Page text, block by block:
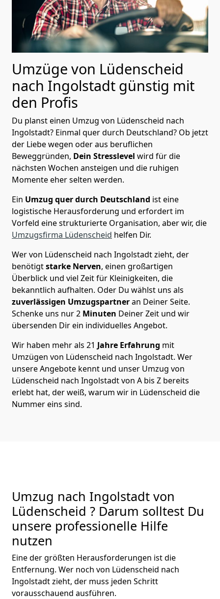
Umzüge von Lüdenscheid
nach Ingolstadt günstig mit
den Profis
Du planst einen Umzug von Lüdenscheid nach
Ingolstadt? Einmal quer durch Deutschland? Ob jetzt
der Liebe wegen oder aus beruflichen
Beweggründen, Dein Stresslevel wird für die
nächsten Wochen ansteigen und die ruhigen
Momente eher selten werden.
Ein Umzug quer durch Deutschland ist eine
logistische Herausforderung und erfordert im
Vorfeld eine strukturierte Organisation, aber wir, die
Umzugsfirma Lüdenscheid helfen Dir.
Wer von Lüdenscheid nach Ingolstadt zieht, der
benötigtstarke Nerven, einen großartigen
Überblick und viel Zeit für Kleinigkeiten, die
bekanntlich aufhalten. Oder Du wählst uns als
zuverlässigen Umzugspartneran Deiner Seite.
Schenke uns nur2 Minuten Deiner Zeit und wir
übersenden Dir ein individuelles Angebot.
Wir haben mehr als 21 Jahre Erfahrung mit
Umzügen von Lüdenscheid nach Ingolstadt. Wer
unsere Angebote kennt und unser Umzug von
Lüdenscheid nach Ingolstadt von A bis Z bereits
erlebt hat, der weiß, warum wir in Lüdenscheid die
Nummer eins sind.
Umzug nach Ingolstadt von
Lüdenscheid ? Darum solltest Du
unsere professionelle Hilfe
nutzen
Eine der größten Herausforderungen ist die
Entfernung. Wer noch von Lüdenscheid nach
Ingolstadt zieht, der muss jeden Schritt
vorausschauend ausführen.